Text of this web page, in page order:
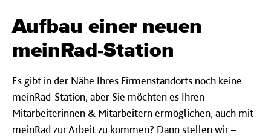
Aufbau einer neuen
meinRad-Station
Es gibt in der Nähe Ihres Firmenstandorts noch keine
meinRad-Station, aber Sie möchten es Ihren
Mitarbeiterinnen & Mitarbeitern ermöglichen, auch mit
meinRad zur Arbeit zu kommen? Dann stellen wir –